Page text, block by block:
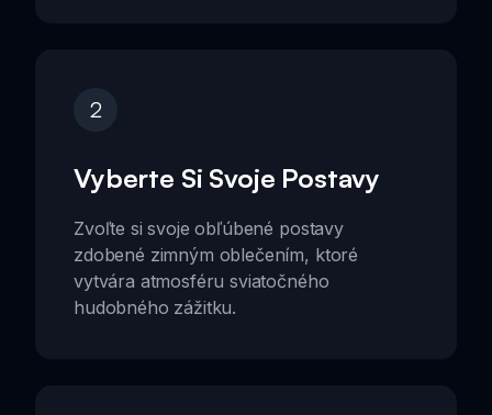
2
Vyberte Si Svoje Postavy
Zvoľte si svoje obľúbené postavy
zdobené zimným oblečením, ktoré
vytvára atmosféru sviatočného
hudobného zážitku.